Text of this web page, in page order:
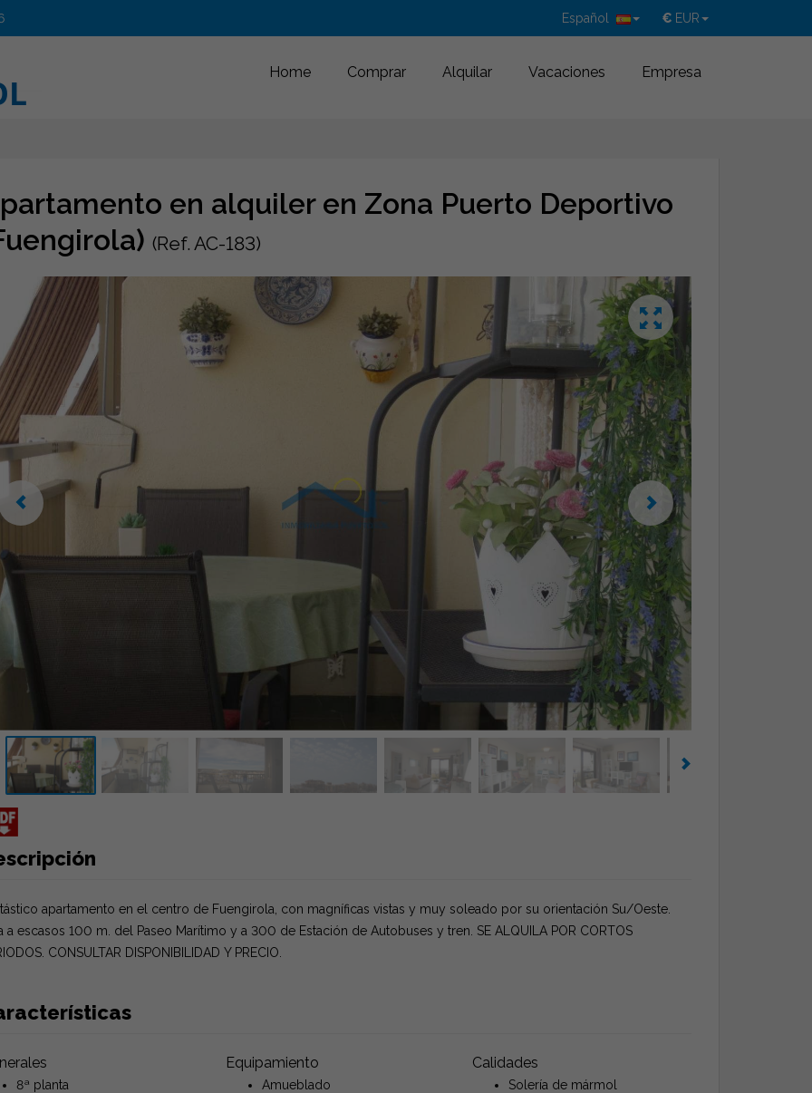
€ EUR
Español
Home Comprar Alquilar Vacaciones Empresa
en alquiler en Zona Puerto Deportivo
(Ref. AC-183)
apartamento en el centro de Fuengirola, con magníficas vistas y muy soleado por su orientación Su/Oeste.
a escasos 100 m. del Paseo Marítimo y a 300 de Estación de Autobuses y tren. SE ALQUILA POR CORTOS
CONSULTAR DISPONIBILIDAD Y PRECIO.
8ª planta
Equipamiento
Amueblado
Calidades
Solería de mármol